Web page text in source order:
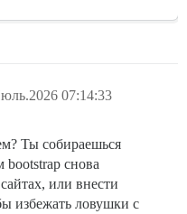
07:14:33
Ты собираешься
bootstrap снова
или внести
избежать ловушки с